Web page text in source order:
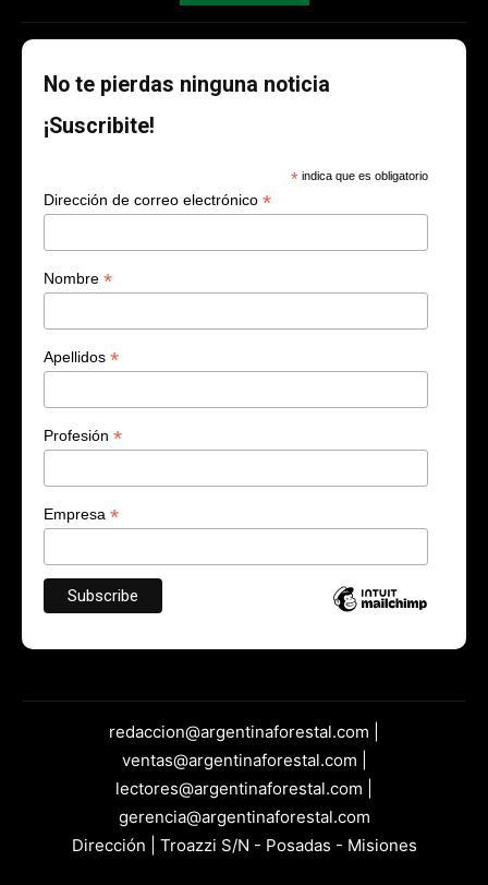
No te pierdas ninguna noticia
¡Suscribite!
* indica que es obligatorio
Dirección de correo electrónico *
Nombre *
Apellidos *
Profesión *
Empresa *
redaccion@argentinaforestal.com |
ventas@argentinaforestal.com |
lectores@argentinaforestal.com |
gerencia@argentinaforestal.com
Dirección | Troazzi S/N - Posadas - Misiones